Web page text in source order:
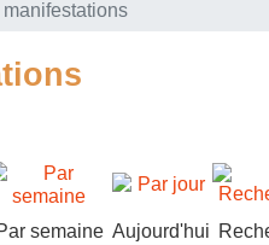
semaine Aujourd'hui